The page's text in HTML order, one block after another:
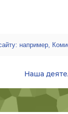
Наша